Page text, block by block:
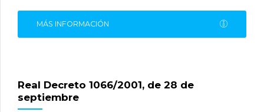
MÁS INFORMACIÓN
Real Decreto 1066/2001, de 28 de
septiembre